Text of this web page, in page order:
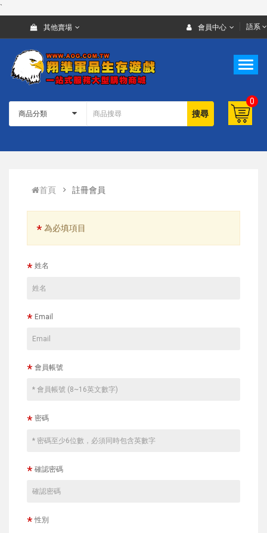
`
其他賣場 會員中心 語系
搜尋
0
首頁 註冊會員
* 為必填項目
* 姓名
* Email
* 會員帳號
* 密碼
* 確認密碼
* 性別